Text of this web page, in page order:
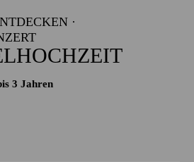
·
3 Jahren